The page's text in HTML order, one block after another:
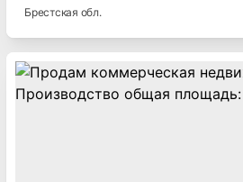
Брестская обл.